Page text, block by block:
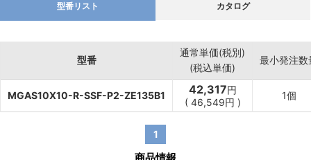
型番リスト カタログ
型番
通常単価(税別)
(税込単価)
最小発注数
MGAS10X10-R-SSF-P2-ZE135B1 42,317円
( 46,549円 )
1個
1
商品情報